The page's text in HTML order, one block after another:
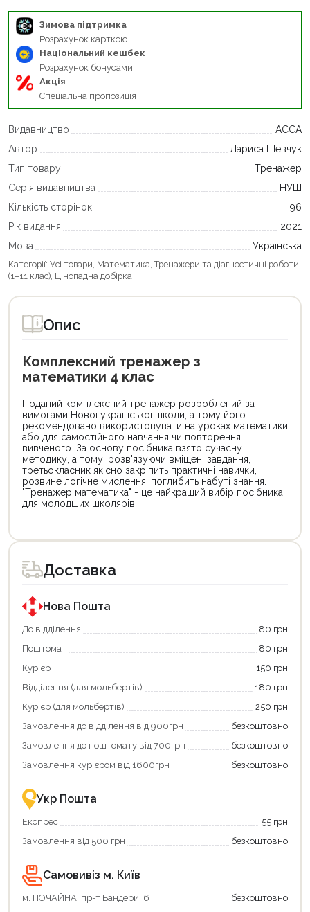
Зимова підтримка
Розрахунок карткою
Національний кешбек
Розрахунок бонусами
Акція
Спеціальна пропозиція
Видавництво
АССА
Автор
Лариса Шевчук
Тип товару
Тренажер
Серія видавництва
НУШ
Кількість сторінок
96
Рік видання
2021
Мова
Українська
Категорії: Усі товари Математика Тренажери та діагностичні роботи
(1–11 клас) Цінопадна добірка
Опис
Комплексний тренажер з
математики 4 клас
Поданий комплексний тренажер розроблений за
вимогами Нової української школи, а тому його
рекомендовано використовувати на уроках математики
або для самостійного навчання чи повторення
вивченого. За основу посібника взято сучасну
методику, а тому, розв'язуючи вміщені завдання,
третьокласник якісно закріпить практичні навички,
розвине логічне мислення, поглибить набуті знання.
"Тренажер математика" - це найкращий вибір посібника
для молодших школярів!
товар
для
покупки
державною
програмою
єКнига.
Використовуйте
карту
щоб
зекономити
та
отримати
додаткові
переваги!
картою
єКнига
–
зручно
та
товар
для
покупки
державною
програмою
«Національний
кешбек».
покупку
«Національний
кешбек»
та
отримуйте
вигідне
повернення
Економте
більше
разом
державною
підтримкою!
Доставка
Нова Пошта
До відділення
80 грн
Поштомат
80 грн
Кур'єр
150 грн
Відділення (для мольбертів)
180 грн
Кур'єр (для мольбертів)
250 грн
Замовлення до відділення від 900грн
безкоштовно
Замовлення до поштомату від 700грн
безкоштовно
Замовлення кур'єром від 1600грн
безкоштовно
Укр Пошта
Експрес
55 грн
Замовлення від 500 грн
безкоштовно
Самовивіз м. Київ
м. ПОЧАЙНА, пр-т Бандери, 6
безкоштовно